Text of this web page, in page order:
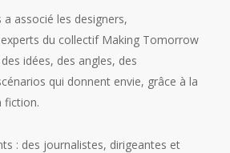
a associé les designers,
du collectif Making Tomorrow
idées, des angles, des
qui donnent envie, grâce à la
fiction.
: des journalistes, dirigeantes et